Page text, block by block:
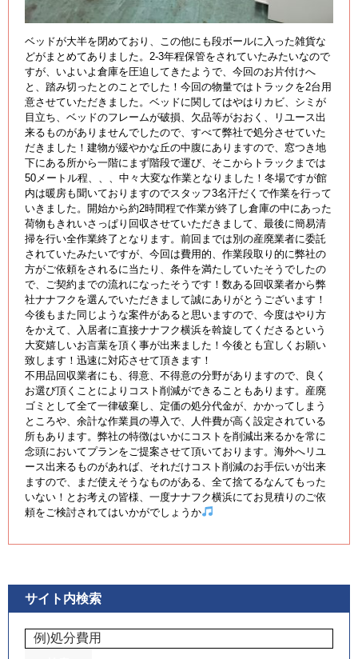
ベッドが大半を閉めており、この他にも段ボールに入った雑貨な
どがまとめてありました。2-3年程保管をされていたみたいなので
すが、いよいよ倉庫を圧迫してきたようで、今回のお片付けへ
と、踏み切ったとのことでした！今回の物量ではトラックを2台用
意させていただきました。ベッドに関してはやはりカビ、シミが
目立ち、ベッドのフレームが破損、欠品等がおおく、リユース出
来るものがありませんでしたので、すべて弊社で処分させていた
だきました！建物が緩やかな丘の中腹にありますので、窓つき地
下にある所から一階にまず階段で運び、そこからトラックまでは
50メートル程、、、中々大変な作業となりました！冬場ですが館
内は暖房も聞いておりますのでスタッフ3名汗だくで作業を行って
いきました。開始から約2時間程で作業が終了し倉庫の中にあった
荷物もきれいさっぱり回収させていただきまして、最後に簡易清
掃を行い全作業終了となります。前回までは別の産廃業者に委託
されていたみたいですが、今回は費用的、作業段取り的に弊社の
方がご依頼をされるに当たり、条件を満たしていたそうでしたの
で、ご契約までの流れになったそうです！数ある回収業者から弊
社ナナフクを選んでいただきまして誠にありがとうございます！
今後もまた同じような案件があると思いますので、今度はやり方
をかえて、入居者に直接ナナフク横浜を斡旋してくださるという
大変嬉しいお言葉を頂く事が出来ました！今後とも宜しくお願い
致します！迅速に対応させて頂きます！
不用品回収業者にも、得意、不得意の分野がありますので、良く
お選び頂くことによりコスト削減ができることもあります。産廃
ゴミとして全て一律破棄し、定価の処分代金が、かかってしまう
ところや、余計な作業員の導入で、人件費が高く設定されている
所もあります。弊社の特徴はいかにコストを削減出来るかを常に
念頭においてプランをご提案させて頂いております。海外へリユ
ース出来るものがあれば、それだけコスト削減のお手伝いが出来
ますので、まだ使えそうなものがある、全て捨てるなんてもった
いない！とお考えの皆様、一度ナナフク横浜にてお見積りのご依
頼をご検討されてはいかがでしょうか
サイト内検索